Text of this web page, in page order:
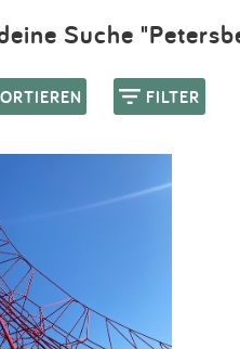
Suche
FILTER